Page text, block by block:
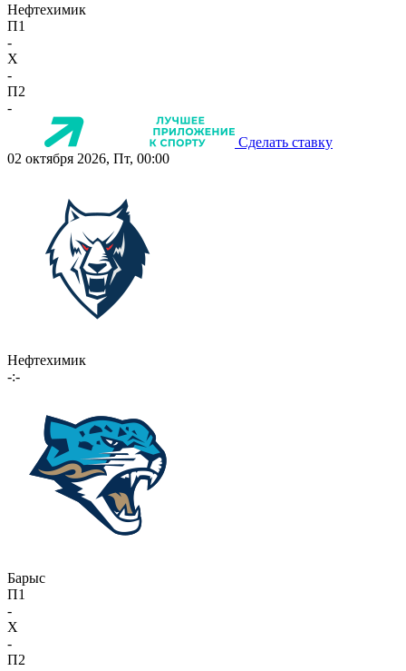
Нефтехимик
П1
-
X
-
П2
-
Сделать ставку
02 октября 2026, Пт, 00:00
Нефтехимик
-:-
Барыс
П1
-
X
-
П2